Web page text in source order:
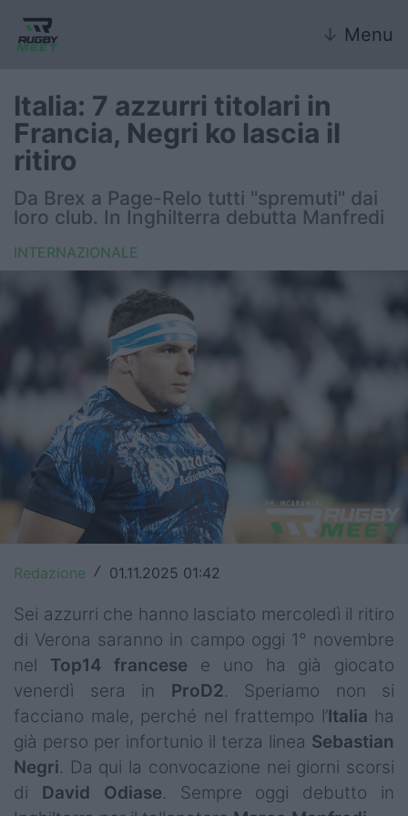
↓ Menu
Nazionale
Nazionali giovanili
Rugby Sevens
Internazionale
United Rugby Championship
Top14
Premiership
Champions Cup
Rugby World Cup
Super Rugby
Rugby in TV
Mercato
Serie A Elite
Italia: 7 azzurri titolari in
Francia, Negri ko lascia il
ritiro
Da Brex a Page-Relo tutti "spremuti" dai
loro club. In Inghilterra debutta Manfredi
INTERNAZIONALE
Redazione / 01.11.2025 01:42
Sei azzurri che hanno lasciato mercoledì il ritiro
di Verona saranno in campo oggi 1° novembre
nel Top14 francese e uno ha già giocato
venerdì sera in ProD2. Speriamo non si
facciano male, perché nel frattempo l’Italia ha
già perso per infortunio il terza linea Sebastian
Negri. Da qui la convocazione nei giorni scorsi
di David Odiase. Sempre oggi debutto in